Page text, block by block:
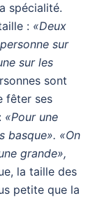
spécialité.
: «Deux
sur
sur les
sont
fêter ses
«Pour une
basque». «On
grande»,
la taille des
petite que la